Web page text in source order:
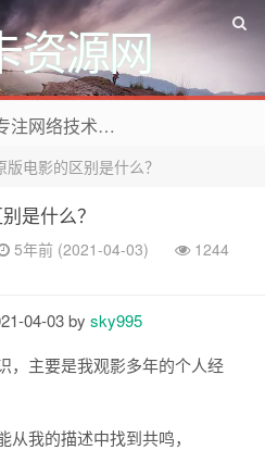
资源网
欢迎来到好人卡资源网，专注网络技术资源收集，我们不仅是网络资源的搬运工，也生产原创资源。寻找资源请留言或关注公众号:烈日下的男人
电影的区别是什么？
是什么？
5年前 (2021-04-03)
1244
04-03 by sky995
，主要是我观影多年的个人经
我的描述中找到共鸣，